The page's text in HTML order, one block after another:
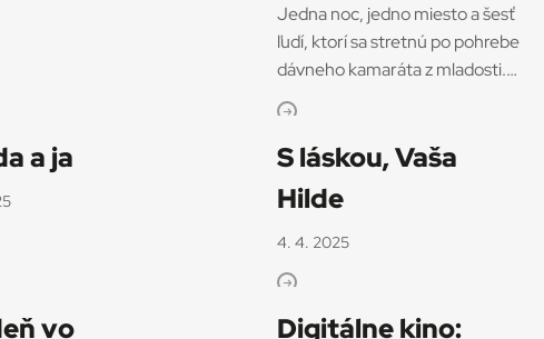
sledovala
rokov s kamerou
film Svet medzi
je od 3. apríla v
kinách. Mariu
režisérka spoznala
[…]
Jedna noc, jedno miesto a šesť
ľudí, ktorí sa stretnú po pohrebe
dávneho kamaráta z mladosti.
To je základná premisa nového
amerického filmu
Novinka režiséra Szabolcsa
Hajdua mala premiéru na MFF
marca je v slovenskej
kinodistribúcii. „Naša spoločnosť
a ja
S láskou, Vaša
Hilde
4. 4. 2025
vo
Digitálne kino: